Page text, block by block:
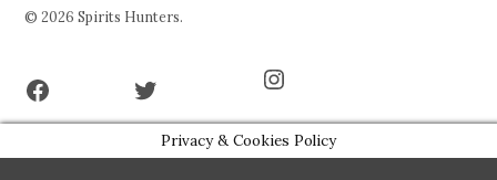
© 2026 Spirits Hunters.
Privacy & Cookies Policy